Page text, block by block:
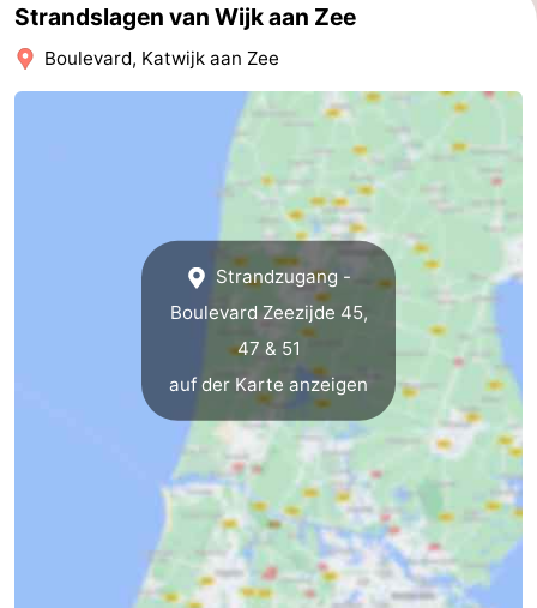
Strandslagen van Wijk aan Zee
Boulevard, Katwijk aan Zee
Strandzugang -
Boulevard Zeezijde 45,
47 & 51
auf der Karte anzeigen